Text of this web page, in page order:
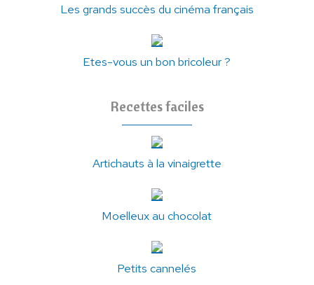
Les grands succès du cinéma français
Etes-vous un bon bricoleur ?
Recettes faciles
Artichauts à la vinaigrette
Moelleux au chocolat
Petits cannelés